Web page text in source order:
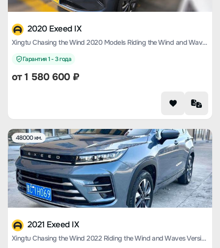
2020 Exeed IX
Xingtu Chasing the Wind 2020 Models Riding the Wind and Waves Version 1.5T CVT Xingyao Version
Гарантия 1 - 3 года
от1 580 600₽
48000 км.
2021 Exeed IX
Xingtu Chasing the Wind 2022 Riding the Wind and Waves Version 1.5T CVT Yufeng Popular Version